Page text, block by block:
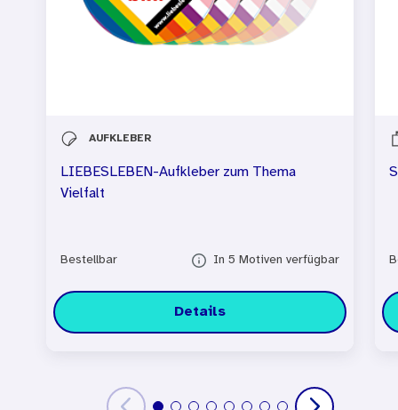
AUFKLEBER
LIEBESLEBEN-Aufkleber zum Thema
Vielfalt
Bestellbar In 5 Motiven verfügbar
Details